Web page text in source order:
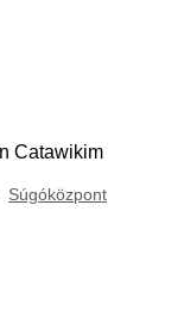
Catawikim
Súgóközpont